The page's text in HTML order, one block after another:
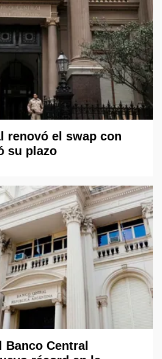
renovó el swap con
su plazo
Banco Central